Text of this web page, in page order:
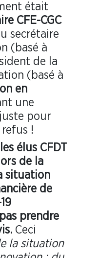
était
CFE-CGC
secrétaire
(basé à
de la
(basé à
en
une
pour
!
élus CFDT
de la
situation
de
prendre
Ceci
e la situation